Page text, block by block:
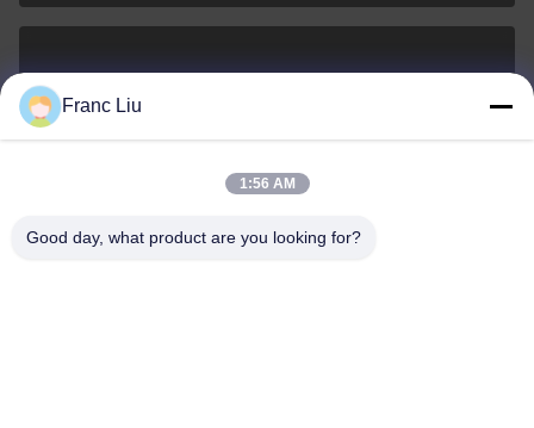
E-Mail-Adresse
0086-15367845621
Franc Liu
1:56 AM
Good day, what product are you looking for?